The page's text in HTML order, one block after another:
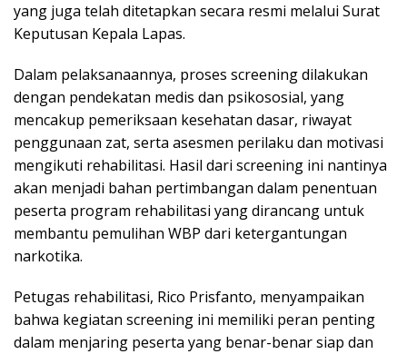
yang juga telah ditetapkan secara resmi melalui Surat
Keputusan Kepala Lapas.
Dalam pelaksanaannya, proses screening dilakukan
dengan pendekatan medis dan psikososial, yang
mencakup pemeriksaan kesehatan dasar, riwayat
penggunaan zat, serta asesmen perilaku dan motivasi
mengikuti rehabilitasi. Hasil dari screening ini nantinya
akan menjadi bahan pertimbangan dalam penentuan
peserta program rehabilitasi yang dirancang untuk
membantu pemulihan WBP dari ketergantungan
narkotika.
Petugas rehabilitasi, Rico Prisfanto, menyampaikan
bahwa kegiatan screening ini memiliki peran penting
dalam menjaring peserta yang benar-benar siap dan